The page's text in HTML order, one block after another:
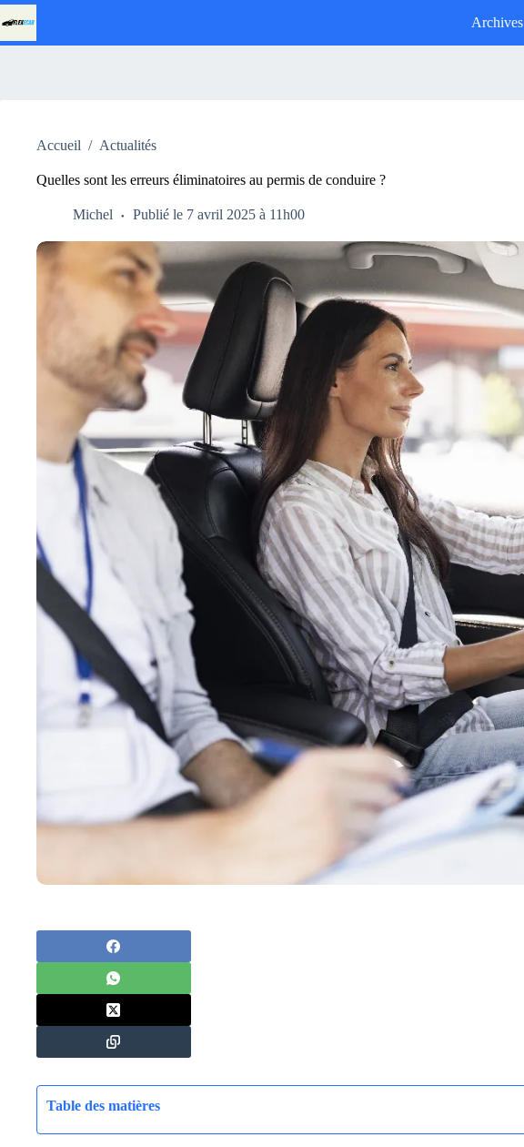
Passer
au
contenu
Archives
Accueil / Actualités
Quelles sont les erreurs éliminatoires au permis de conduire ?
Michel Publié le 7 avril 2025 à 11h00
Table des matières